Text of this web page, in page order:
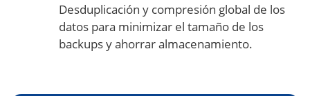
Desduplicación y compresión global de los
datos para minimizar el tamaño de los
backups y ahorrar almacenamiento.